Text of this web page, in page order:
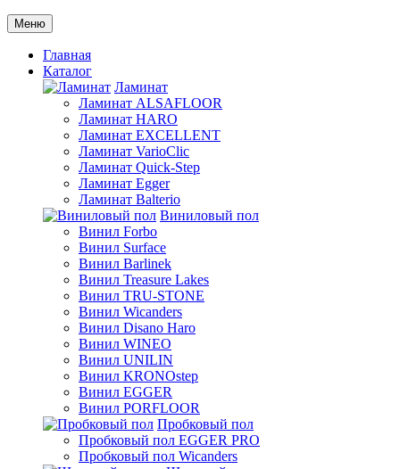
Меню
Главная
Каталог
Ламинат
Ламинат ALSAFLOOR
Ламинат HARO
Ламинат EXCELLENT
Ламинат VarioClic
Ламинат Quick-Step
Ламинат Egger
Ламинат Balterio
Виниловый пол
Винил Forbo
Винил Surface
Винил Barlinek
Винил Treasure Lakes
Винил TRU-STONE
Винил Wicanders
Винил Disano Haro
Винил WINEO
Винил UNILIN
Винил KRONOstep
Винил EGGER
Винил PORFLOOR
Пробковый пол
Пробковый пол EGGER PRO
Пробковый пол Wicanders